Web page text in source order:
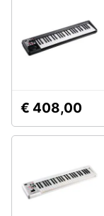
€ 408,00